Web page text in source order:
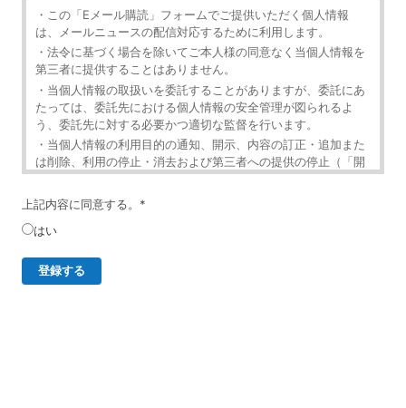
・この「Eメール購読」フォームでご提供いただく個人情報
は、メールニュースの配信対応するために利用します。
・法令に基づく場合を除いてご本人様の同意なく当個人情報を
第三者に提供することはありません。
・当個人情報の取扱いを委託することがありますが、委託にあ
たっては、委託先における個人情報の安全管理が図られるよ
う、委託先に対する必要かつ適切な監督を行います。
・当個人情報の利用目的の通知、開示、内容の訂正・追加また
は削除、利用の停止・消去および第三者への提供の停止（「開
示等」といいます。）を受け付けております。
・開示等の求めは、以下の「個人情報苦情及び相談窓口」で受
・ご入力頂く情報の提供は任意となっております。ただし、正
信に対応できないことがあります。
上記内容に同意する。 *
はい